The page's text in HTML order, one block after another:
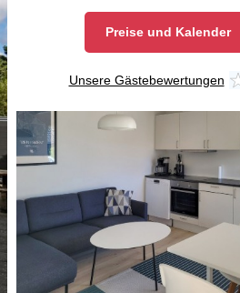
Preise und Kalender
Unsere Gästebewertungen